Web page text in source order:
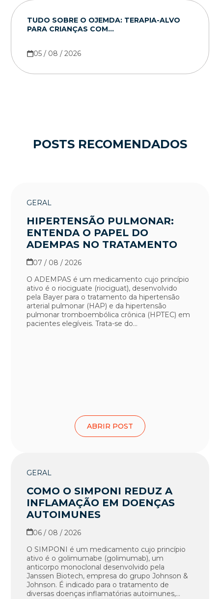
TUDO SOBRE O OJEMDA: TERAPIA-ALVO
PARA CRIANÇAS COM...
05 / 08 / 2026
POSTS RECOMENDADOS
GERAL
HIPERTENSÃO PULMONAR:
ENTENDA O PAPEL DO
ADEMPAS NO TRATAMENTO
07 / 08 / 2026
O ADEMPAS é um medicamento cujo princípio
ativo é o riociguate (riociguat), desenvolvido
pela Bayer para o tratamento da hipertensão
arterial pulmonar (HAP) e da hipertensão
pulmonar tromboembólica crônica (HPTEC) em
pacientes elegíveis. Trata-se do...
ABRIR POST
GERAL
COMO O SIMPONI REDUZ A
INFLAMAÇÃO EM DOENÇAS
AUTOIMUNES
06 / 08 / 2026
O SIMPONI é um medicamento cujo princípio
ativo é o golimumabe (golimumab), um
anticorpo monoclonal desenvolvido pela
Janssen Biotech, empresa do grupo Johnson &
Johnson. É indicado para o tratamento de
diversas doenças inflamatórias autoimunes,...